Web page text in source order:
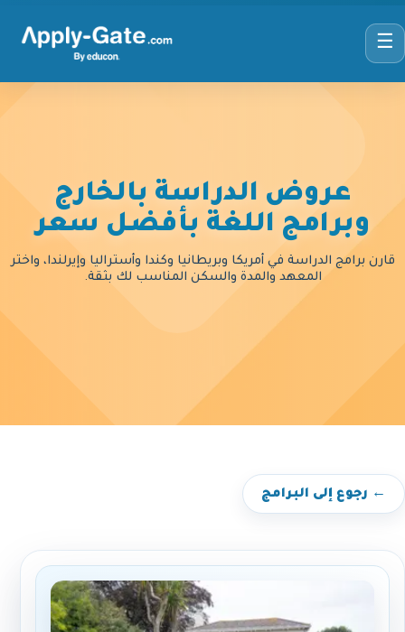
☰
عروض الدراسة بالخارج
وبرامج اللغة بأفضل سعر
قارن برامج الدراسة في أمريكا وبريطانيا وكندا وأستراليا وإيرلندا، واختر
المعهد والمدة والسكن المناسب لك بثقة.
← رجوع إلى البرامج